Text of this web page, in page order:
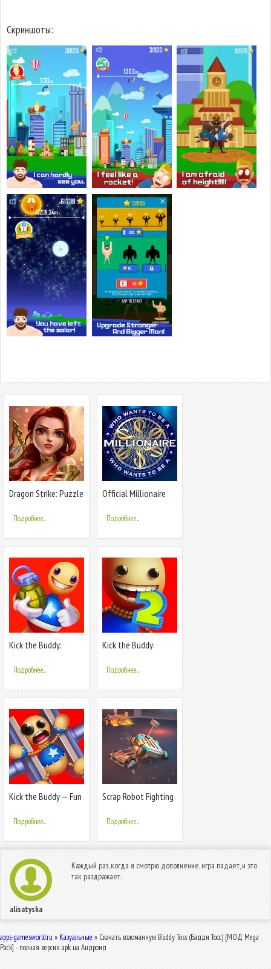
Скриншоты:
Dragon Strike: Puzzle
Подробнее...
Official Millionaire
Подробнее...
Kick the Buddy:
Подробнее...
Kick the Buddy:
Подробнее...
Kick the Buddy－Fun
Подробнее...
Scrap Robot Fighting
Подробнее...
alisatyska
Каждый раз, когда я смотрю дополнение, игра падает, и это
так раздражает.
apps-gamesworld.ru » Казуальные » Скачать взломанную Buddy Toss (Бадди Тосс) [МОД Mega
Pack] - полная версия apk на Андроид